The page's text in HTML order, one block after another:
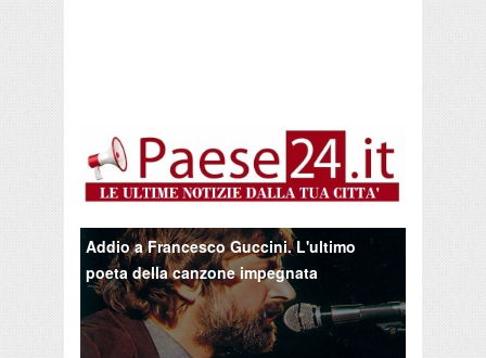
Addio a Francesco Guccini. L'ultimo
poeta della canzone impegnata